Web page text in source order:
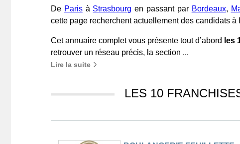
De Parisà Strasbourg en passant par Bordeaux,
cette page recherchent actuellement des candidats
Cet annuaire complet vous présente tout d’abord les
retrouver un réseau précis, la section ...
Lire la suite
LES 10